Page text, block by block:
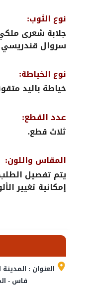
نوع الثوب:
جلابة شعرى
سروال
نوع الخياطة:
خياطة باليد
عدد القطع:
ثلاث قطع.
المقاس واللون:
يتم تفصيل
إمكانية تغيير
العنوان :
فاس -